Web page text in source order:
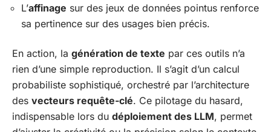
L’affinage sur des jeux de données pointus renforce
sa pertinence sur des usages bien précis.
En action, la génération de texte par ces outils n’a
rien d’une simple reproduction. Il s’agit d’un calcul
probabiliste sophistiqué, orchestré par l’architecture
des vecteurs requête-clé. Ce pilotage du hasard,
indispensable lors du déploiement des LLM, permet